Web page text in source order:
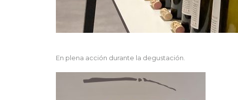
En plena acción durante la degustación.